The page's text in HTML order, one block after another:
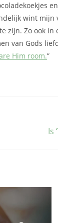
wint mijn
zijn. Zo ook in
van Gods
Him room.”
Is